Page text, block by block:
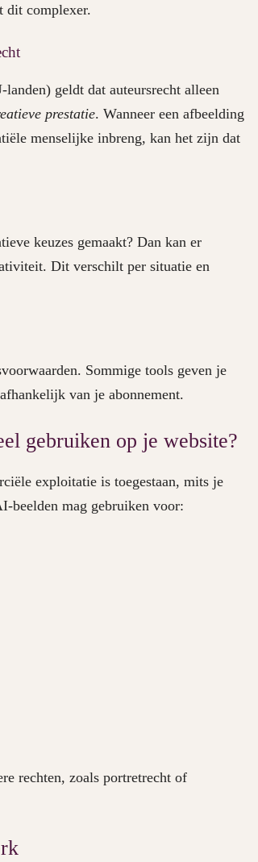
dit complexer.
geldt dat auteursrecht alleen
prestatie. Wanneer een afbeelding
menselijke inbreng, kan het zijn dat
keuzes gemaakt? Dan kan er
Dit verschilt per situatie en
Sommige tools geven je
van je abonnement.
gebruiken op je website?
exploitatie is toegestaan, mits je
beelden mag gebruiken voor:
rechten, zoals portretrecht of